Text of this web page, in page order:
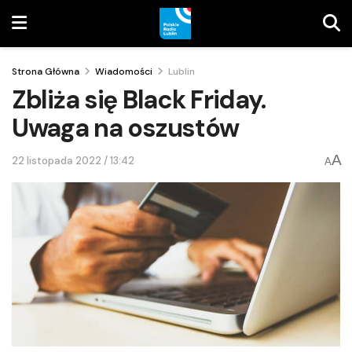
Strona Główna Wiadomości Lublin
Zbliża się Black Friday.
Uwaga na oszustów
22 listopada 2022 / 13:42 AA